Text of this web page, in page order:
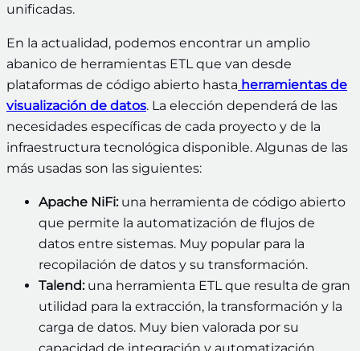
unificadas.
En la actualidad, podemos encontrar un amplio
abanico de herramientas ETL que van desde
plataformas de código abierto hasta herramientas de
visualización de datos. La elección dependerá de las
necesidades específicas de cada proyecto y de la
infraestructura tecnológica disponible. Algunas de las
más usadas son las siguientes:
Apache NiFi:una herramienta de código abierto
que permite la automatización de flujos de
datos entre sistemas. Muy popular para la
recopilación de datos y su transformación.
Talend:una herramienta ETL que resulta de gran
utilidad para la extracción, la transformación y la
carga de datos. Muy bien valorada por su